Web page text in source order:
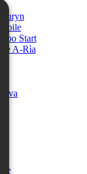
Start
A-Rìa